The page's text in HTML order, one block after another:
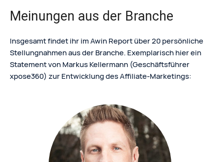
Meinungen aus der Branche
Insgesamt findet ihr im Awin Report über 20 persönliche
Stellungnahmen aus der Branche. Exemplarisch hier ein
Statement von Markus Kellermann (Geschäftsführer
xpose360) zur Entwicklung des Affiliate-Marketings: